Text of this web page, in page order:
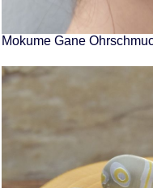
Mokume Gane